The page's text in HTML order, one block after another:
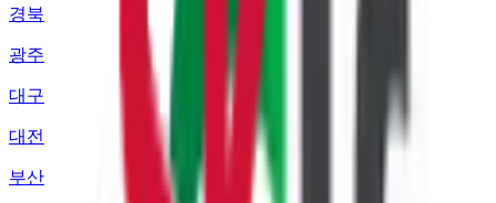
경북
광주
대구
대전
부산